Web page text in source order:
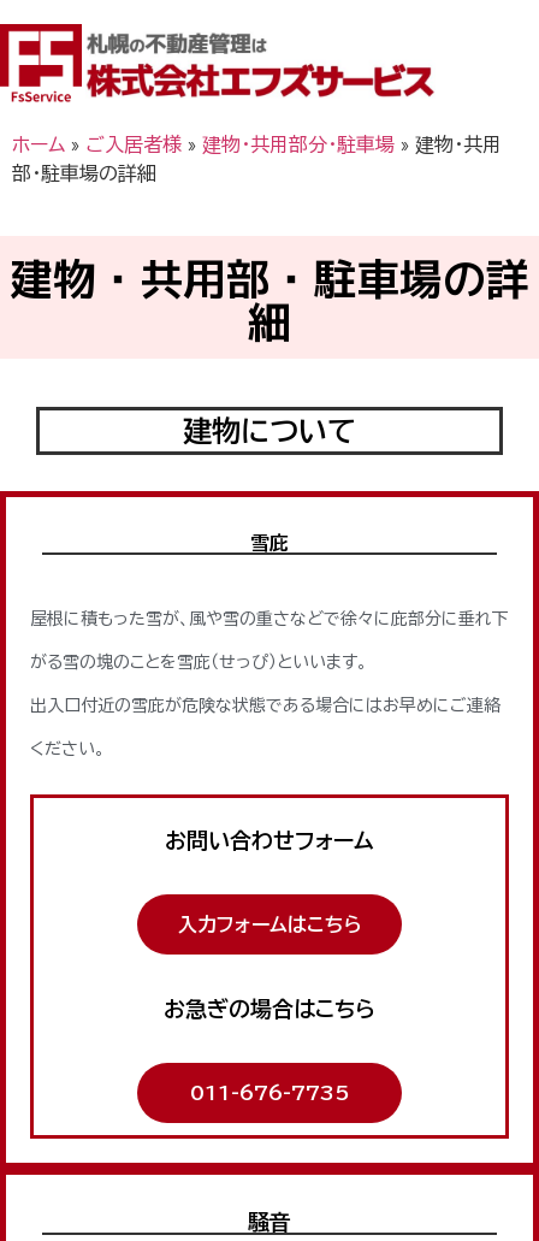
ホーム » ご入居者様 » 建物・共用部分・駐車場 » 建物・共用
部・駐車場の詳細
建物・共用部・駐車場の詳
細
建物について
雪庇
屋根に積もった雪が、風や雪の重さなどで徐々に庇部分に垂れ下
がる雪の塊のことを雪庇（せっぴ）といいます。
出入口付近の雪庇が危険な状態である場合にはお早めにご連絡
ください。
お問い合わせフォーム
入力フォームはこちら
お急ぎの場合はこちら
011-676-7735
騒音